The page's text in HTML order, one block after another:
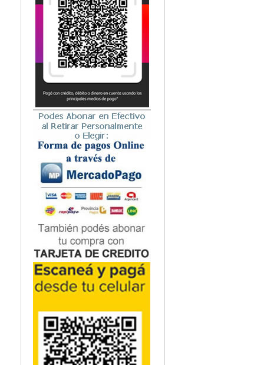
Inmunología
Instrumentación Quirurgica
Medicina del Deporte / Rehabilitación
Medicina Emergencias / Urgencias
Medicina Forense / Legal
Medicina General
Medicina Interna
Microbiología
Nefrología
Neonatología / Pediatría
Neumología
Neuroanatomía / Neurociencia
Neurocirugía
Neurología
Nutrición
Odontología
Oftalmología
Oncología / Cuidados Paliativos
Ortopedía / Traumatología
Osteopatía
Otorrinolaringología
Podología
Psicología
Psiquiatría
Química